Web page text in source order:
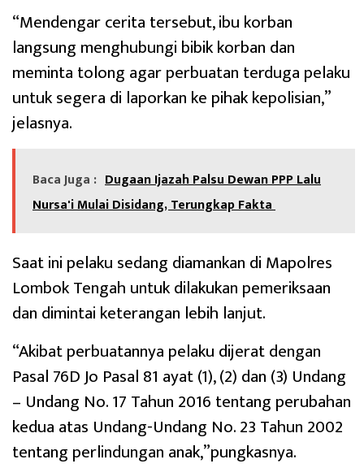
“Mendengar cerita tersebut, ibu korban
langsung menghubungi bibik korban dan
meminta tolong agar perbuatan terduga pelaku
untuk segera di laporkan ke pihak kepolisian,”
jelasnya.
Baca Juga : Dugaan Ijazah Palsu Dewan PPP Lalu
Nursa'i Mulai Disidang, Terungkap Fakta
Saat ini pelaku sedang diamankan di Mapolres
Lombok Tengah untuk dilakukan pemeriksaan
dan dimintai keterangan lebih lanjut.
“Akibat perbuatannya pelaku dijerat dengan
Pasal 76D Jo Pasal 81 ayat (1), (2) dan (3) Undang
– Undang No. 17 Tahun 2016 tentang perubahan
kedua atas Undang-Undang No. 23 Tahun 2002
tentang perlindungan anak,”pungkasnya.